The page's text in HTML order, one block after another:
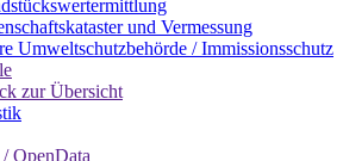
und Vermessung
Umweltschutzbehörde / Immissionsschutz
zur Übersicht
OpenData